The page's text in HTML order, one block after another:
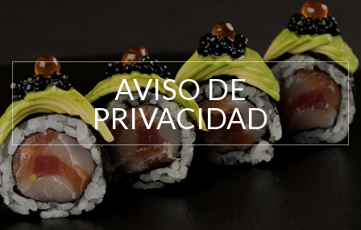
AVISO DE
PRIVACIDAD